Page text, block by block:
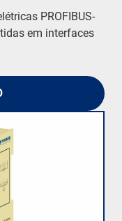
PROFIBUS-
em interfaces